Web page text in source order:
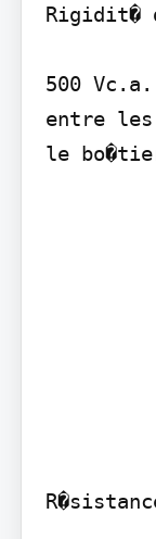
Rigidit�
500
entre